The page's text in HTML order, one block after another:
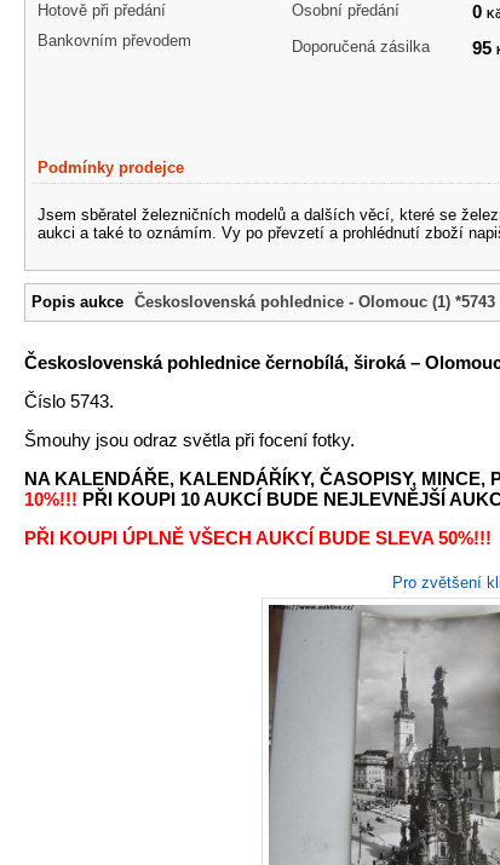
Hotově při předání
Bankovním převodem
Osobní předání
0Kč
Doporučená zásilka 95
Podmínky prodejce
Jsem sběratel železničních modelů a dalších věcí, které se
aukci a také to oznámím. Vy po převzetí a prohlédnutí zboží
Popis aukce Československá pohlednice - Olomouc (1) *5743
Československá pohlednice černobílá, široká –
Číslo 5743.
Šmouhy jsou odraz světla při focení fotky.
NA KALENDÁŘE, KALENDÁŘÍKY, ČASOPISY, MINCE,
10%!!! PŘI KOUPI 10 AUKCÍ BUDE NEJLEVNĚJŠÍ
PŘI KOUPI ÚPLNĚ VŠECH AUKCÍ BUDE SLEVA 50%!!!
Pro zvětšení